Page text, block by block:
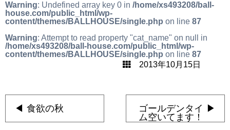
Warning: Undefined array key 0 in /home/xs493208/ball-
house.com/public_html/wp-
content/themes/BALLHOUSE/single.php on line 87
Warning: Attempt to read property "cat_name" on null in
/home/xs493208/ball-house.com/public_html/wp-
content/themes/BALLHOUSE/single.php on line 87
2013年10月15日
食欲の秋
ゴールデンタイ
ム空いてます！